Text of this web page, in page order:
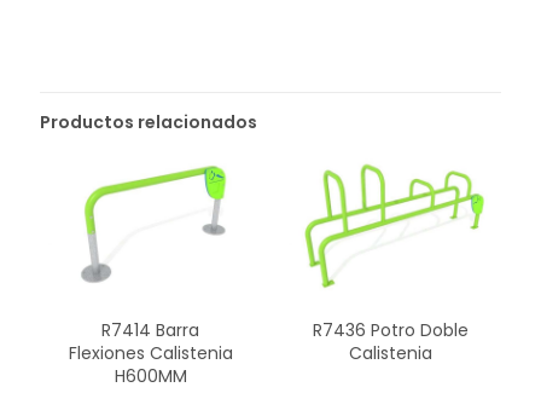
Productos relacionados
R7414 Barra
Flexiones Calistenia
H600MM
R7436 Potro Doble
Calistenia